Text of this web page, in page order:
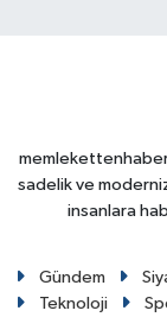
sadelik ve
insanlara
Gündem
Teknoloji